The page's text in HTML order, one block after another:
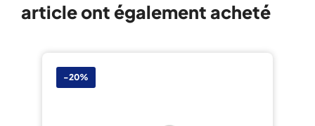
article ont également acheté
-20%